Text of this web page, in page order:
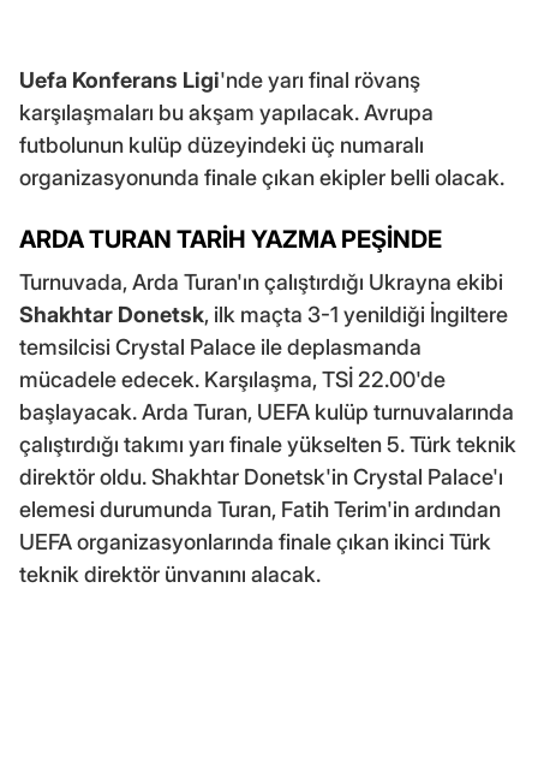
Uefa Konferans Ligi'nde yarı final rövanş
karşılaşmaları bu akşam yapılacak. Avrupa
futbolunun kulüp düzeyindeki üç numaralı
organizasyonunda finale çıkan ekipler belli olacak.
ARDA TURAN TARİH YAZMA PEŞİNDE
Turnuvada, Arda Turan'ın çalıştırdığı Ukrayna ekibi
Shakhtar Donetsk, ilk maçta 3-1 yenildiği İngiltere
temsilcisi Crystal Palace ile deplasmanda
mücadele edecek. Karşılaşma, TSİ 22.00'de
başlayacak. Arda Turan, UEFA kulüp turnuvalarında
çalıştırdığı takımı yarı finale yükselten 5. Türk teknik
direktör oldu. Shakhtar Donetsk'in Crystal Palace'ı
elemesi durumunda Turan, Fatih Terim'in ardından
UEFA organizasyonlarında finale çıkan ikinci Türk
teknik direktör ünvanını alacak.